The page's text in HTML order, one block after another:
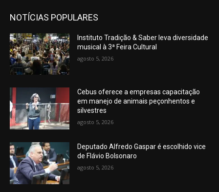
NOTÍCIAS POPULARES
Instituto Tradição & Saber leva diversidade
musical à 3ª Feira Cultural
agosto 5, 2026
Cebus oferece a empresas capacitação
em manejo de animais peçonhentos e
silvestres
agosto 5, 2026
Deputado Alfredo Gaspar é escolhido vice
de Flávio Bolsonaro
agosto 5, 2026